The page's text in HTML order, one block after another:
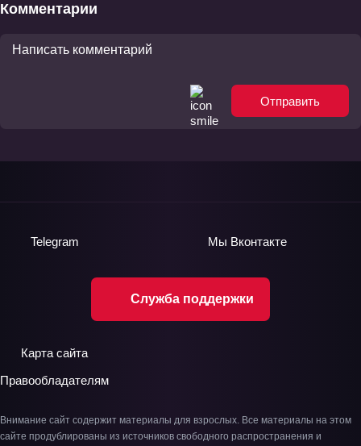
Комментарии
Отправить
Служба поддержки
Telegram Мы Вконтакте
Карта сайта
Правообладателям
Внимание сайт содержит материалы для взрослых. Все материалы на этом
сайте продублированы из источников свободного распространения и